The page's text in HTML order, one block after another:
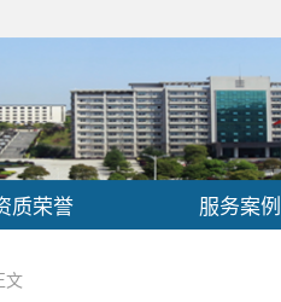
质荣誉 服务案例
文